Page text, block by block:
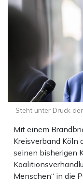
Mit einem
Kreisverband Köln
seinen bisherigen
Menschen“ in die
Steht unter Druck